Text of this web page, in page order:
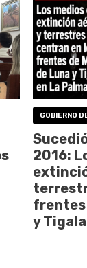
GOBIERNO
2016:
frentes
y